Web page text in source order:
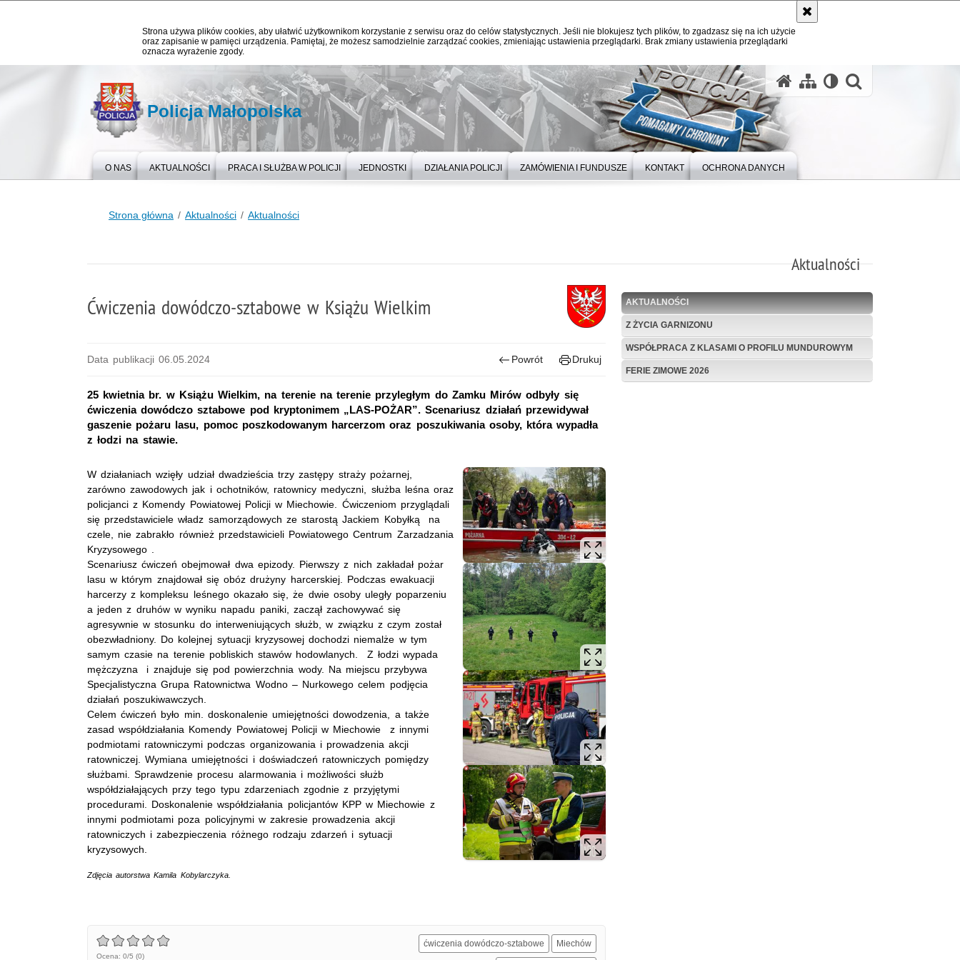
Strona używa plików cookies, aby ułatwić użytkownikom korzystanie z serwisu oraz do celów statystycznych. Jeśli nie blokujesz tych plików, to zgadzasz się na ich użycie
oraz zapisanie w pamięci urządzenia. Pamiętaj, że możesz samodzielnie zarządzać cookies, zmieniając ustawienia przeglądarki. Brak zmiany ustawienia przeglądarki
oznacza wyrażenie zgody.
Policja Małopolska
O NAS AKTUALNOŚCI PRACA I SŁUŻBA W POLICJI JEDNOSTKI DZIAŁANIA POLICJI ZAMÓWIENIA I FUNDUSZE KONTAKT OCHRONA DANYCH
Strona główna Aktualności Aktualności
Aktualności
Ćwiczenia dowódczo-sztabowe w Książu Wielkim
Data publikacji 06.05.2024 Powrót Drukuj
25 kwietnia br. w Książu Wielkim, na terenie na terenie przyległym do Zamku Mirów odbyły się
ćwiczenia dowódczo sztabowe pod kryptonimem „LAS-POŻAR”. Scenariusz działań przewidywał
gaszenie pożaru lasu, pomoc poszkodowanym harcerzom oraz poszukiwania osoby, która wypadła
z łodzi na stawie.
W działaniach wzięły udział dwadzieścia trzy zastępy straży pożarnej,
zarówno zawodowych jak i ochotników, ratownicy medyczni, służba leśna oraz
policjanci z Komendy Powiatowej Policji w Miechowie. Ćwiczeniom przyglądali
się przedstawiciele władz samorządowych ze starostą Jackiem Kobyłką na
czele, nie zabrakło również przedstawicieli Powiatowego Centrum Zarzadzania
Kryzysowego .
Scenariusz ćwiczeń obejmował dwa epizody. Pierwszy z nich zakładał pożar
lasu w którym znajdował się obóz drużyny harcerskiej. Podczas ewakuacji
harcerzy z kompleksu leśnego okazało się, że dwie osoby uległy poparzeniu
a jeden z druhów w wyniku napadu paniki, zaczął zachowywać się
agresywnie w stosunku do interweniujących służb, w związku z czym został
obezwładniony. Do kolejnej sytuacji kryzysowej dochodzi niemalże w tym
samym czasie na terenie pobliskich stawów hodowlanych. Z łodzi wypada
mężczyzna i znajduje się pod powierzchnia wody. Na miejscu przybywa
Specjalistyczna Grupa Ratownictwa Wodno – Nurkowego celem podjęcia
działań poszukiwawczych.
Celem ćwiczeń było min. doskonalenie umiejętności dowodzenia, a także
zasad współdziałania Komendy Powiatowej Policji w Miechowie z innymi
podmiotami ratowniczymi podczas organizowania i prowadzenia akcji
ratowniczej. Wymiana umiejętności i doświadczeń ratowniczych pomiędzy
służbami. Sprawdzenie procesu alarmowania i możliwości służb
współdziałających przy tego typu zdarzeniach zgodnie z przyjętymi
procedurami. Doskonalenie współdziałania policjantów KPP w Miechowie z
innymi podmiotami poza policyjnymi w zakresie prowadzenia akcji
ratowniczych i zabezpieczenia różnego rodzaju zdarzeń i sytuacji
kryzysowych.
Zdjęcia autorstwa Kamila Kobylarczyka.
Ocena: 0/5 (0)
ćwiczenia dowódczo-sztabowe Miechów
AKTUALNOŚCI
Z ŻYCIA GARNIZONU
WSPÓŁPRACA Z KLASAMI O PROFILU MUNDUROWYM
FERIE ZIMOWE 2026